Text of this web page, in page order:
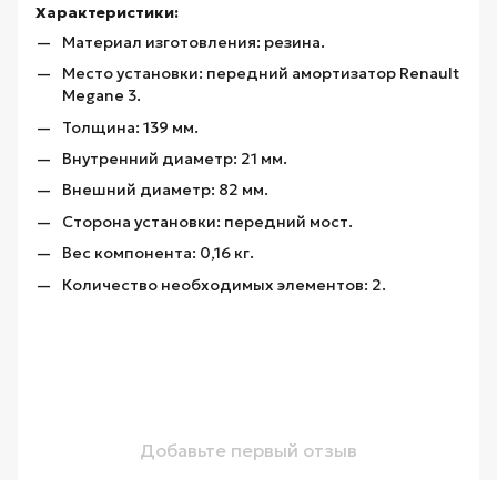
Характеристики:
Материал изготовления: резина.
Место установки: передний амортизатор Renault
Megane 3.
Толщина: 139 мм.
Внутренний диаметр: 21 мм.
Внешний диаметр: 82 мм.
Сторона установки: передний мост.
Вес компонента: 0,16 кг.
Количество необходимых элементов: 2.
Добавьте первый отзыв